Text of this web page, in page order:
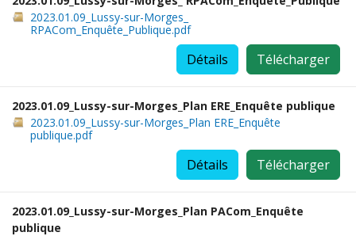
2023.01.09_Lussy-sur-Morges_
RPACom_Enquête_Publique.pdf
Télécharger
Détails
2023.01.09_Lussy-sur-Morges_Plan ERE_Enquête publique
2023.01.09_Lussy-sur-Morges_Plan ERE_Enquête
publique.pdf
Télécharger
Détails
2023.01.09_Lussy-sur-Morges_Plan PACom_Enquête
publique